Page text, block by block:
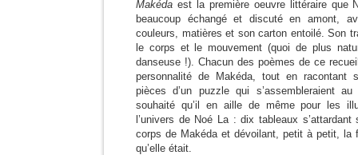
Makéda est la première oeuvre littéraire que
beaucoup échangé et discuté en amont,
couleurs, matières et son carton entoilé. Son
le corps et le mouvement (quoi de plus
danseuse !). Chacun des poèmes de ce
personnalité de Makéda, tout en racontant
pièces d’un puzzle qui s’assembleraient
souhaité qu’il en aille de même pour les
l’univers de Noé La : dix tableaux
corps de Makéda et dévoilant, petit à petit, la
qu’elle était.